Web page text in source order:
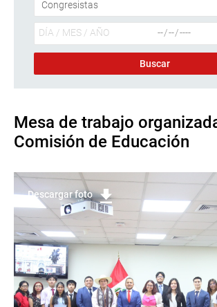
Mesa de trabajo
Comisión de Educación
Descargar foto